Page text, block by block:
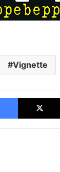
Vignette
Facebook